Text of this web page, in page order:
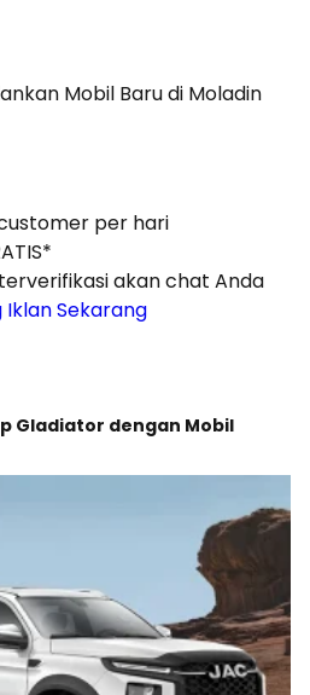
Mobil Barudi Moladin
per hari
akan chat Anda
Iklan Sekarang
Gladiator dengan Mobil